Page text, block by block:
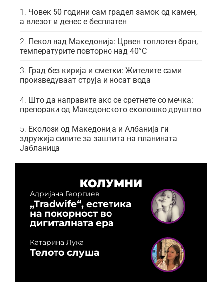
Човек 50 години сам градел замок од камен,
а влезот и денес е бесплатен
Пекол над Македонија: Црвен топлотен бран,
температурите повторно над 40°C
Град без кирија и сметки: Жителите сами
произведуваат струја и носат вода
Што да направите ако се сретнете со мечка:
препораки од Македонското еколошко друштво
Еколози од Македонија и Албанија ги
здружија силите за заштита на планината
Јабланица
КОЛУМНИ
Адријана Георгиев
„Tradwife“, естетика
на покорност во
дигиталната ера
Катарина Лука
Телото слуша